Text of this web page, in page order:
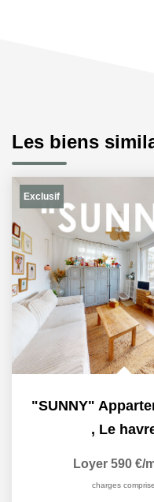
Les biens
Exclusif
, Le
Loyer 590 €/
charges